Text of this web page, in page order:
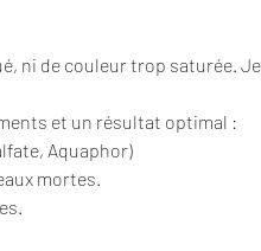
ni de couleur trop saturée.
et un résultat optimal :
Aquaphor)
mortes.